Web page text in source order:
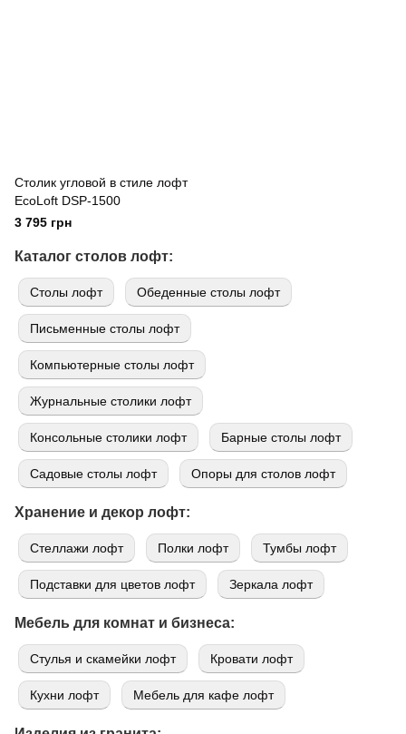
Столик угловой в стиле лофт
EcoLoft DSP-1500
3 795 грн
Каталог столов лофт:
Cтолы лофт Обеденные столы лофт
Письменные столы лофт
Компьютерные столы лофт
Журнальные столики лофт
Консольные столики лофт Барные столы лофт
Садовые столы лофт Опоры для столов лофт
Хранение и декор лофт:
Стеллажи лофт Полки лофт Тумбы лофт
Подставки для цветов лофт Зеркала лофт
Мебель для комнат и бизнеса:
Стулья и скамейки лофт Кровати лофт
Кухни лофт Мебель для кафе лофт